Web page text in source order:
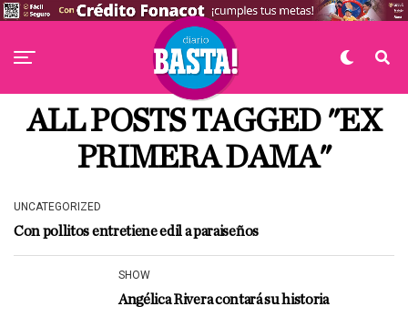
ALL POSTS TAGGED "EX
PRIMERA DAMA"
UNCATEGORIZED
Con pollitos entretiene edil a paraiseños
SHOW
Angélica Rivera contará su historia